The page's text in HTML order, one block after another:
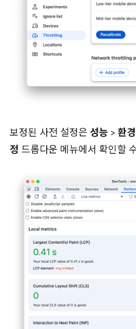
보정된 사전 설정은 성능 > 환
정 드롭다운 메뉴에서 확인할